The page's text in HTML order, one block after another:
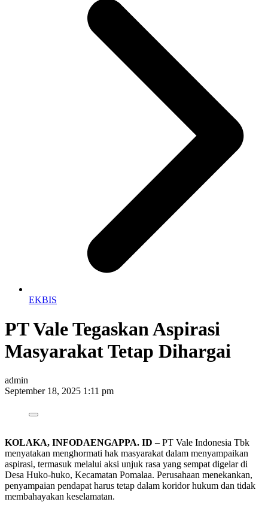
EKBIS
PT Vale Tegaskan Aspirasi
Masyarakat Tetap Dihargai
admin
September 18, 2025 1:11 pm
KOLAKA, INFODAENGAPPA. ID – PT Vale Indonesia Tbk
menyatakan menghormati hak masyarakat dalam menyampaikan
aspirasi, termasuk melalui aksi unjuk rasa yang sempat digelar di
Desa Huko-huko, Kecamatan Pomalaa. Perusahaan menekankan,
penyampaian pendapat harus tetap dalam koridor hukum dan tidak
membahayakan keselamatan.